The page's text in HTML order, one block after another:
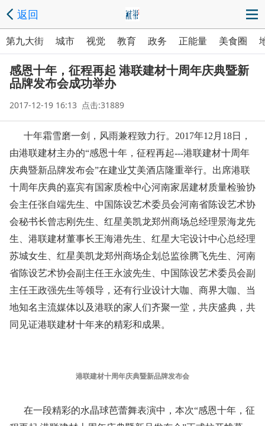
返回
第九大街 城市 视觉 教育 政务 正能量 美食圈
感恩十年，征程再起 港联建材十周年庆典暨新
品牌发布会成功举办
2017-12-19 16:13 点击:31889
十年霜雪磨一剑，风雨兼程致力行。2017年12月18日，
由港联建材主办的“感恩十年，征程再起---港联建材十周年
庆典暨新品牌发布会”在建业艾美酒店隆重举行。出席港联
十周年庆典的嘉宾有国家质检中心河南家居建材质量检验协
会主任张自端先生、中国陈设艺术委员会河南省陈设艺术协
会秘书长曾志刚先生、红星美凯龙郑州商场总经理景海龙先
生、港联建材董事长王海港先生、红星大宅设计中心总经理
苏城女生、红星美凯龙郑州商场企划总监徐腾飞先生、河南
省陈设艺术协会副主任王永波先生、中国陈设艺术委员会副
主任王政强先生等领导，还有行业设计大咖、商界大咖、当
地知名主流媒体以及港联的家人们齐聚一堂，共庆盛典，共
同见证港联建材十年来的精彩和成果。
港联建材十周年庆典暨新品牌发布会
在一段精彩的水晶球芭蕾舞表演中，本次“感恩十年，征